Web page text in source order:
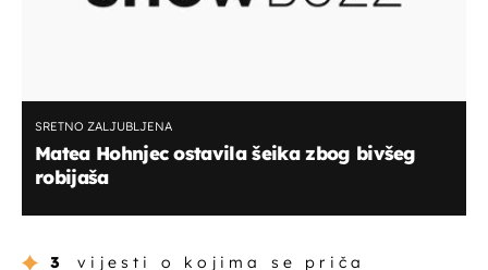
SRETNO ZALJUBLJENA
Matea Hohnjec ostavila šeika zbog bivšeg
robijaša
3 vijesti o kojima se priča